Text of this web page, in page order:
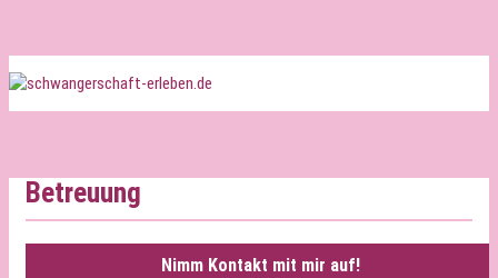
Betreuung
Nimm Kontakt mit mir auf!